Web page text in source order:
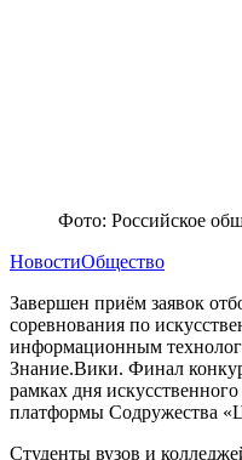
Фото: Российское
НовостиОбщество
Завершен приём заявок
соревнования по
информационным
Знание.Вики. Финал
рамках дня
платформы Содружества
Студенты вузов и